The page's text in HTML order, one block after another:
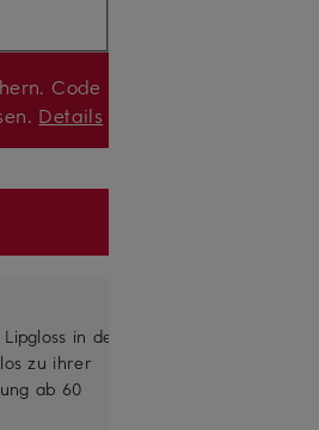
Code
Details
in der
zu ihrer
ab 60